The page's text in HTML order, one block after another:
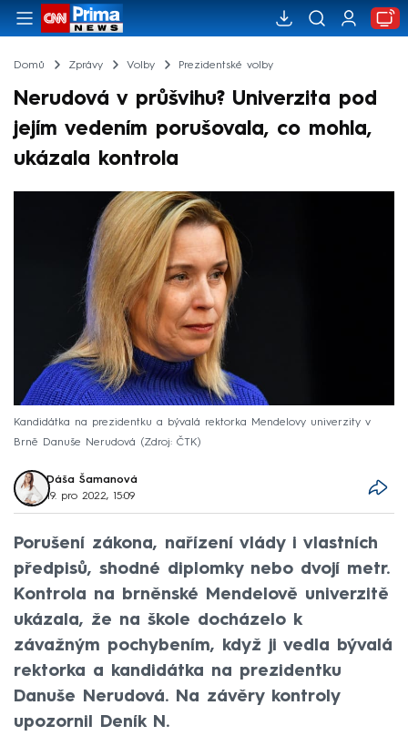
Domů Zprávy Volby Prezidentské volby
Nerudová v průšvihu? Univerzita pod
jejím vedením porušovala, co mohla,
ukázala kontrola
Kandidátka na prezidentku a bývalá rektorka Mendelovy univerzity v
Brně Danuše Nerudová
Zdroj: ČTK
Dáša Šamanová
19. pro 2022, 15:09
Porušení zákona, nařízení vlády i vlastních
předpisů, shodné diplomky nebo dvojí metr.
Kontrola na brněnské Mendelově univerzitě
ukázala, že na škole docházelo k
závažným pochybením, když ji vedla bývalá
rektorka a kandidátka na prezidentku
Danuše Nerudová. Na závěry kontroly
upozornil Deník N.